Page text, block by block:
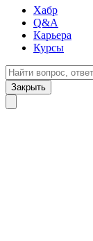
Хабр
Q&A
Карьера
Курсы
Закрыть